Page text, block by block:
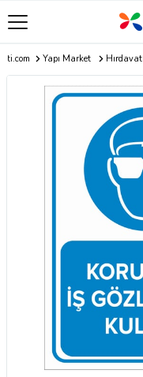
Yapı Market Hırdavat